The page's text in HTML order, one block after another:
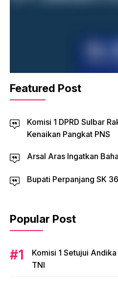
Featured Post
Komisi 1 DPRD Sulbar
Kenaikan Pangkat PNS
Arsal Aras Ingatkan
Bupati Perpanjang SK
Popular Post
Komisi 1 Setujui
TNI